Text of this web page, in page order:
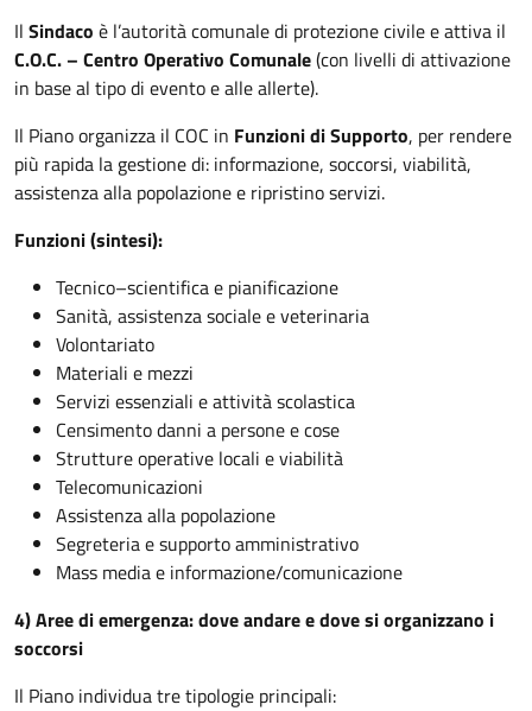
Il Sindaco è l’autorità comunale di protezione civile e attiva il
C.O.C. – Centro Operativo Comunale(con livelli di attivazione
in base al tipo di evento e alle allerte).
Il Piano organizza il COC in Funzioni di Supporto, per rendere
più rapida la gestione di: informazione, soccorsi, viabilità,
assistenza alla popolazione e ripristino servizi.
Funzioni (sintesi):
Tecnico–scientifica e pianificazione
Sanità, assistenza sociale e veterinaria
Volontariato
Materiali e mezzi
Servizi essenziali e attività scolastica
Censimento danni a persone e cose
Strutture operative locali e viabilità
Telecomunicazioni
Assistenza alla popolazione
Segreteria e supporto amministrativo
Mass media e informazione/comunicazione
4) Aree di emergenza: dove andare e dove si organizzano i
soccorsi
Il Piano individua tre tipologie principali: